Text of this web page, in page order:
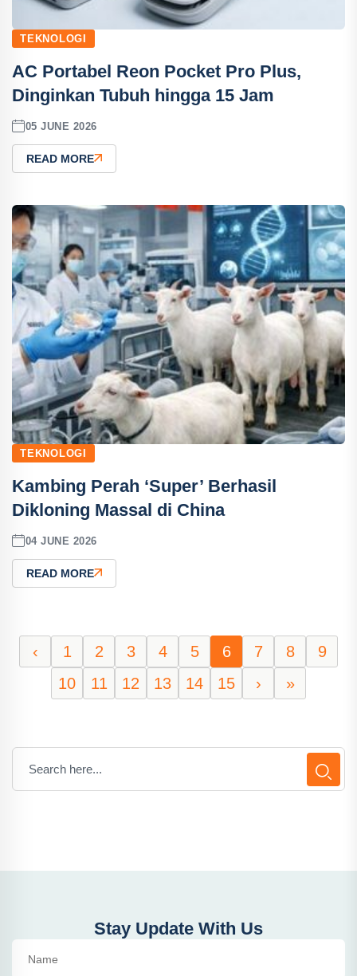
TEKNOLOGI
AC Portabel Reon Pocket Pro Plus,
Dinginkan Tubuh hingga 15 Jam
05 JUNE 2026
READ MORE
TEKNOLOGI
Kambing Perah ‘Super’ Berhasil
Dikloning Massal di China
04 JUNE 2026
READ MORE
‹ 1 2 3 4 5 6 7 8
9
10
11 12 13 14 15 › »
Stay Update With Us